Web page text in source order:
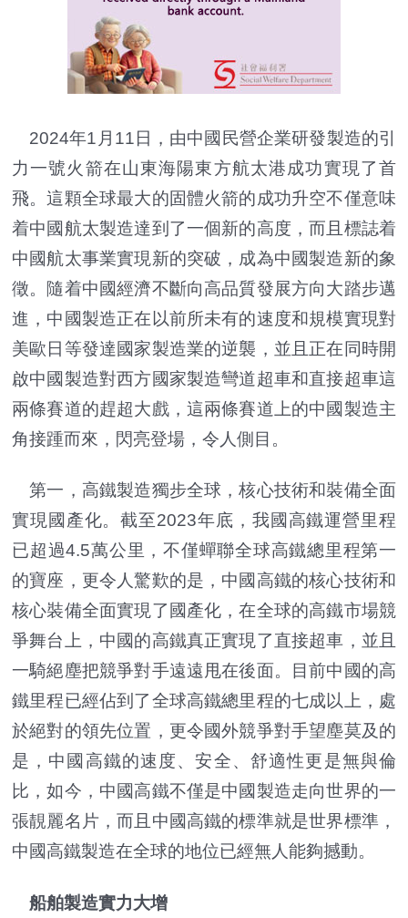
2024年1月11日，由中國民營企業研發製造的引
力一號火箭在山東海陽東方航太港成功實現了首
飛。這顆全球最大的固體火箭的成功升空不僅意味
着中國航太製造達到了一個新的高度，而且標誌着
中國航太事業實現新的突破，成為中國製造新的象
徵。隨着中國經濟不斷向高品質發展方向大踏步邁
進，中國製造正在以前所未有的速度和規模實現對
美歐日等發達國家製造業的逆襲，並且正在同時開
啟中國製造對西方國家製造彎道超車和直接超車這
兩條賽道的趕超大戲，這兩條賽道上的中國製造主
角接踵而來，閃亮登場，令人側目。
第一，高鐵製造獨步全球，核心技術和裝備全面
實現國產化。截至2023年底，我國高鐵運營里程
已超過4.5萬公里，不僅蟬聯全球高鐵總里程第一
的寶座，更令人驚歎的是，中國高鐵的核心技術和
核心裝備全面實現了國產化，在全球的高鐵市場競
爭舞台上，中國的高鐵真正實現了直接超車，並且
一騎絕塵把競爭對手遠遠甩在後面。目前中國的高
鐵里程已經佔到了全球高鐵總里程的七成以上，處
於絕對的領先位置，更令國外競爭對手望塵莫及的
是，中國高鐵的速度、安全、舒適性更是無與倫
比，如今，中國高鐵不僅是中國製造走向世界的一
張靚麗名片，而且中國高鐵的標準就是世界標準，
中國高鐵製造在全球的地位已經無人能夠撼動。
船舶製造實力大增